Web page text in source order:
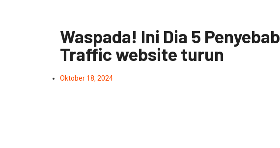
Waspada! Ini Dia 5 Penyebab
Traffic website turun
Oktober 18, 2024